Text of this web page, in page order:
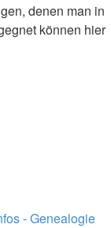
denen man in
können hier
- Genealogie